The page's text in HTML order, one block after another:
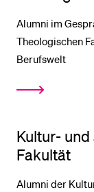
Alumni im
Theologischen
Berufswelt
Kultur-
Fakultät
Alumni der
BELIEBTE
Bibliothek
Menuplan
Anmeldung